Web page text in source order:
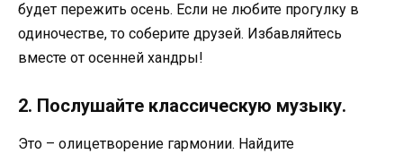
будет пережить осень. Если не любите прогулку в
одиночестве, то соберите друзей. Избавляйтесь
вместе от осенней хандры!
2. Послушайте классическую музыку.
Это – олицетворение гармонии. Найдите